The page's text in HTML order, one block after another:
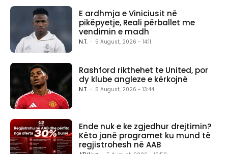
E ardhmja e Viniciusit në
pikëpyetje, Reali përballet me
vendimin e madh
N.T. - 5 August, 2026 - 14:11
Rashford rikthehet te United, por
dy klube angleze e kërkojnë
N.T. - 5 August, 2026 - 13:44
Ende nuk e ke zgjedhur drejtimin?
Këto janë programet ku mund të
regjistrohesh në AAB